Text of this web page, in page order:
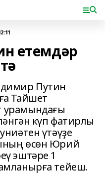
етемдәр
Путин
Тайшет
урамындағы
күп фатирлы
үтәүҙе
өсөн Юрий
эштәре 1
тейеш.